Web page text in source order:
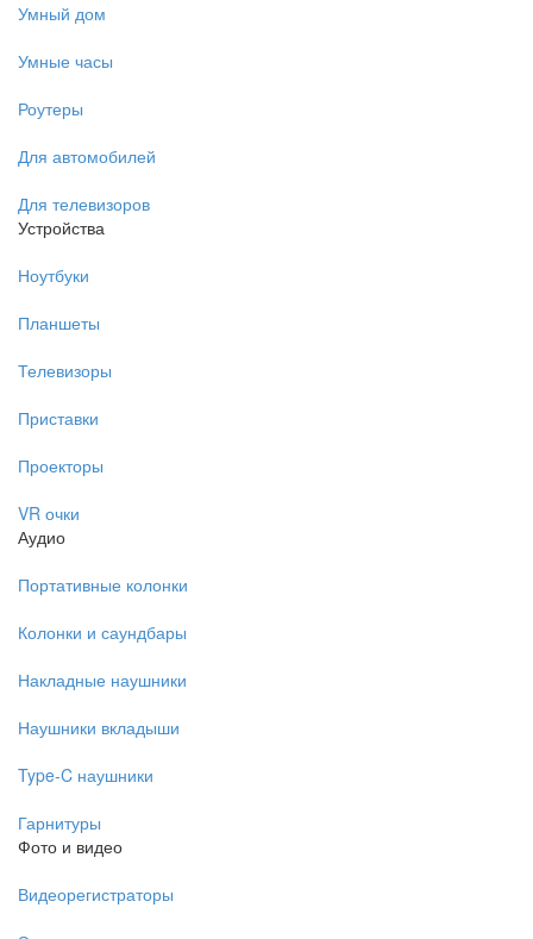
Умный дом
Умные часы
Роутеры
Для автомобилей
Для телевизоров
Устройства
Ноутбуки
Планшеты
Телевизоры
Приставки
Проекторы
VR очки
Аудио
Портативные колонки
Колонки и саундбары
Накладные наушники
Наушники вкладыши
Type-C наушники
Гарнитуры
Фото и видео
Видеорегистраторы